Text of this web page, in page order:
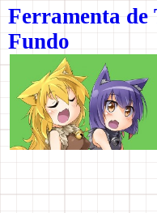
Ferramenta de
Fundo